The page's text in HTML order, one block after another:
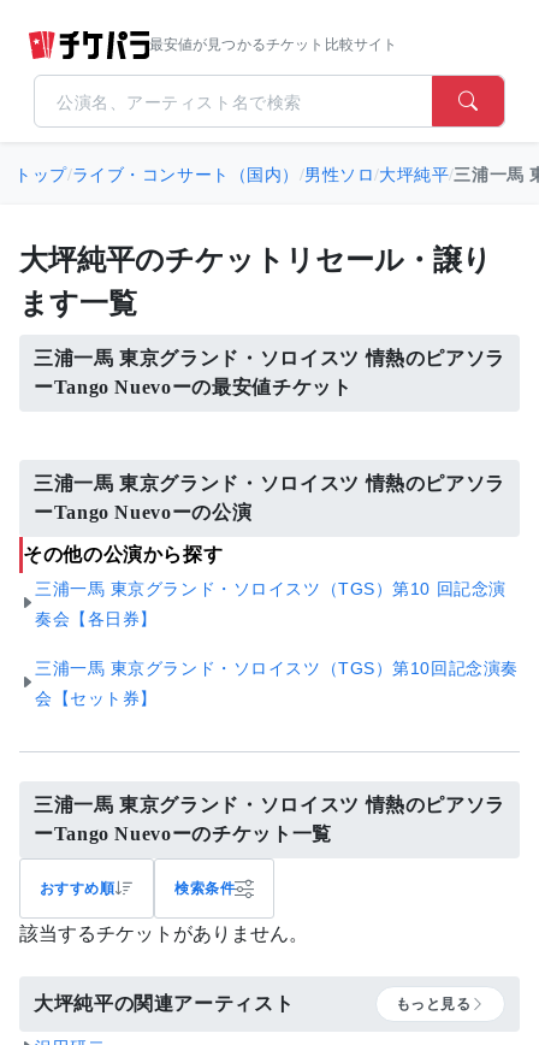
最安値が見つかるチケット比較サイト
トップ/ライブ・コンサート（国内） /男性ソロ/大坪純平/三浦一馬
大坪純平のチケットリセール・譲り
ます一覧
三浦一馬 東京グランド・ソロイスツ 情熱のピアソラ
ーTango Nuevoーの最安値チケット
三浦一馬 東京グランド・ソロイスツ 情熱のピアソラ
ーTango Nuevoーの公演
その他の公演から探す
三浦一馬 東京グランド・ソロイスツ（TGS）第10 回記念演
奏会【各日券】
三浦一馬 東京グランド・ソロイスツ（TGS）第10回記念演奏
会【セット券】
三浦一馬 東京グランド・ソロイスツ 情熱のピアソラ
ーTango Nuevoーのチケット一覧
おすすめ順 検索条件
該当するチケットがありません。
大坪純平の関連アーティスト もっと見る